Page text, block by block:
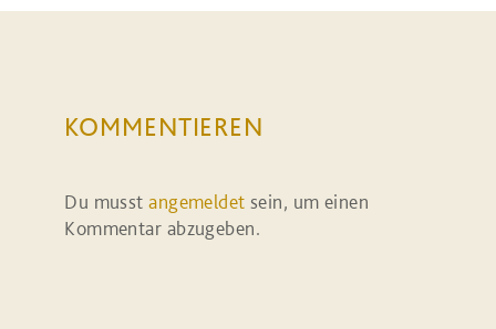
KOMMENTIEREN
Du musstangemeldet sein, um einen
Kommentar abzugeben.